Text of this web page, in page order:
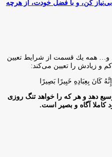
کن، و با فضل خودت، از هرچه
و… همه يك قسمت از شرايط تعيين
زيادش را تعيين مى‌كند:
كَانَ بِعِبَادِهِ خَبِيرًا بَصِيرًا
دهد و هر که را خواهد تنگ روزی
کاملا آگاه و بصیر است.